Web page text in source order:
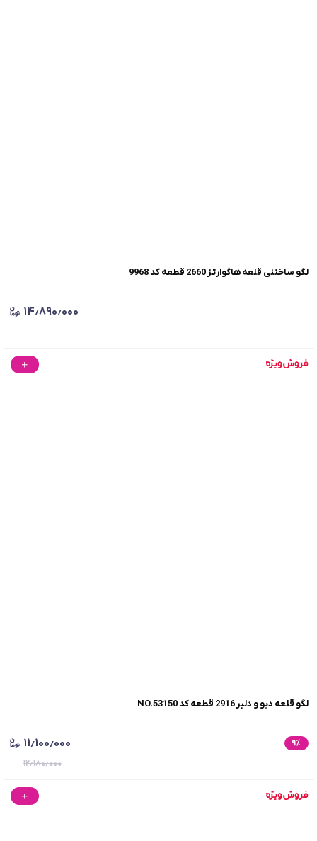
لگو ساختنی قلعه هاگوارتز 2660 قطعه کد 9968
۱۴٫۸۹۰٫۰۰۰
لگو قلعه دیو و دلبر 2916 قطعه کد NO.53150
۹٪ ۱۱٫۱۰۰٫۰۰۰
۱۲٫۱۸۰٫۰۰۰